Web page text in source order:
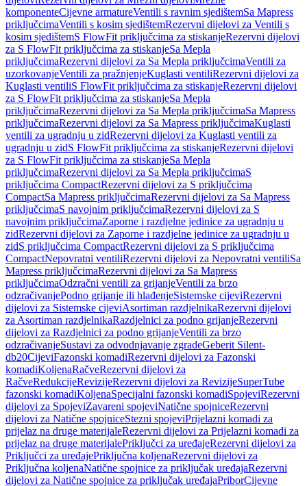
komponenteCijevne armatureVentili s ravnim sjedištemSa Mapress
priključcimaVentili s kosim sjedištemRezervni dijelovi za Ventili s
kosim sjedištemS FlowFit priključcima za stiskanjeRezervni dijelovi
za S FlowFit priključcima za stiskanjeSa Mepla
priključcimaRezervni dijelovi za Sa Mepla priključcimaVentili za
uzorkovanjeVentili za pražnjenjeKuglasti ventiliRezervni dijelovi za
Kuglasti ventiliS FlowFit priključcima za stiskanjeRezervni dijelovi
za S FlowFit priključcima za stiskanjeSa Mepla
priključcimaRezervni dijelovi za Sa Mepla priključcimaSa Mapress
priključcimaRezervni dijelovi za Sa Mapress priključcimaKuglasti
ventili za ugradnju u zidRezervni dijelovi za Kuglasti ventili za
ugradnju u zidS FlowFit priključcima za stiskanjeRezervni dijelovi
za S FlowFit priključcima za stiskanjeSa Mepla
priključcimaRezervni dijelovi za Sa Mepla priključcimaS
priključcima CompactRezervni dijelovi za S priključcima
CompactSa Mapress priključcimaRezervni dijelovi za Sa Mapress
priključcimaS navojnim priključcimaRezervni dijelovi za S
navojnim priključcimaZaporne i razdjelne jedinice za ugradnju u
zidRezervni dijelovi za Zaporne i razdjelne jedinice za ugradnju u
zidS priključcima CompactRezervni dijelovi za S priključcima
CompactNepovratni ventiliRezervni dijelovi za Nepovratni ventiliSa
Mapress priključcimaRezervni dijelovi za Sa Mapress
priključcimaOdzračni ventili za grijanjeVentili za brzo
odzračivanjePodno grijanje ili hlađenjeSistemske cijeviRezervni
dijelovi za Sistemske cijeviAsortiman razdjelnikaRezervni dijelovi
za Asortiman razdjelnikaRazdjelnici za podno grijanjeRezervni
dijelovi za Razdjelnici za podno grijanjeVentili za brzo
odzračivanjeSustavi za odvodnjavanje zgradeGeberit Silent-
db20CijeviFazonski komadiRezervni dijelovi za Fazonski
komadiKoljenaRačveRezervni dijelovi za
RačveRedukcijeRevizijeRezervni dijelovi za RevizijeSuperTube
fazonski komadiKoljenaSpecijalni fazonski komadiSpojeviRezervni
dijelovi za SpojeviZavareni spojeviNatične spojniceRezervni
dijelovi za Natične spojniceStezni spojeviPrijelazni komadi za
prijelaz na druge materijaleRezervni dijelovi za Prijelazni komadi za
prijelaz na druge materijalePriključci za uređajeRezervni dijelovi za
Priključci za uređajePriključna koljenaRezervni dijelovi za
Priključna koljenaNatične spojnice za priključak uređajaRezervni
dijelovi za Natične spojnice za priključak uređajaPriborCijevne